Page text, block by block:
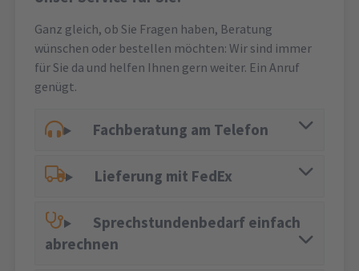
Ganz gleich, ob Sie Fragen haben, Beratung
wünschen oder bestellen möchten: Wir sind immer
für Sie da und helfen Ihnen gern weiter. Ein Anruf
genügt.
Fachberatung am Telefon
Lieferung mit FedEx
Sprechstundenbedarf einfach
abrechnen